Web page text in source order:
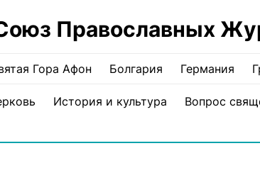
Православных
Гора Афон Болгария Германия
История и культура Вопрос